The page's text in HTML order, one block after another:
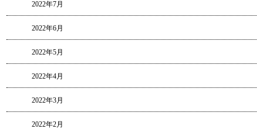
2022年7月
2022年6月
2022年5月
2022年4月
2022年3月
2022年2月